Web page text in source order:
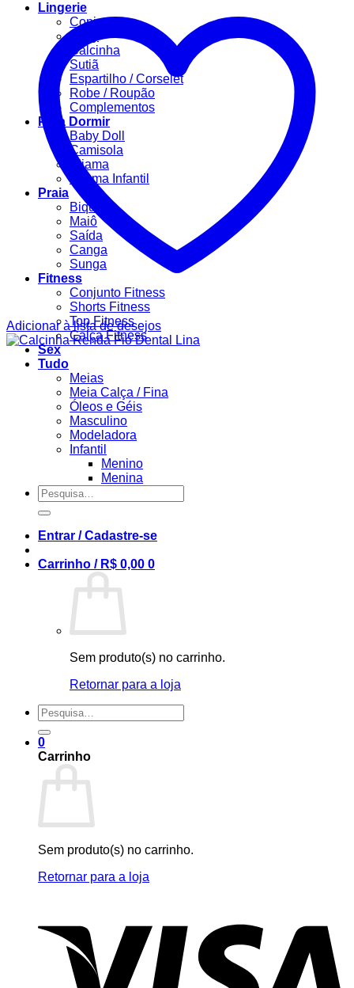
Lingerie
Conjuntos
Body
Calcinha
Sutiã
Espartilho / Corselet
Robe / Roupão
Complementos
Para Dormir
Baby Doll
Camisola
Pijama
Pijama Infantil
Praia
Biquíni
Maiô
Saída
Canga
Sunga
Fitness
Conjunto Fitness
Shorts Fitness
Top Fitness
Calça Fitness
Sex
Tudo
Meias
Meia Calça / Fina
Óleos e Géis
Masculino
Modeladora
Infantil
Menino
Menina
Pesquisar
por:
Entrar / Cadastre-se
Carrinho / R$ 0,00 0
Sem produto(s) no carrinho.
Retornar para a loja
Pesquisar
por:
0
Carrinho
Sem produto(s) no carrinho.
Retornar para a loja
Adicionar à lista de desejos